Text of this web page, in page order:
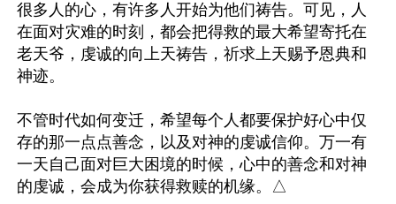
很多人的心，有许多人开始为他们祷告。可见，人
在面对灾难的时刻，都会把得救的最大希望寄托在
老天爷，虔诚的向上天祷告，祈求上天赐予恩典和
神迹。
不管时代如何变迁，希望每个人都要保护好心中仅
存的那一点点善念，以及对神的虔诚信仰。万一有
一天自己面对巨大困境的时候，心中的善念和对神
的虔诚，会成为你获得救赎的机缘。△